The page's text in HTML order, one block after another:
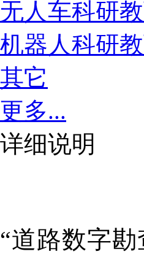
无人车科研
机器人科研
其它
更多...
详细说明
“道路数字